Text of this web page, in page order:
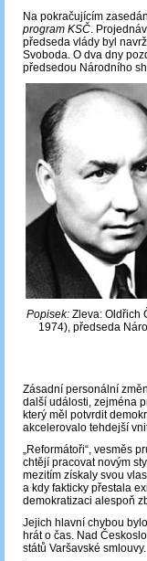
Na pokračujícím
program KSČ.
předseda vlády byl
Svoboda. O dva dny
předsedou Národního
Popisek: Zleva: Oldřich
1974), předseda
Zásadní personální
další události, zejména
který měl potvrdit
akcelerovalo tehdejší
„Reformátoři“, vesměs
chtějí pracovat novým
mezitím získaly svou
a kdy fakticky přestala
demokratizaci alespoň
Jejich hlavní chybou
hrát o čas. Nad
států Varšavské smlouvy.